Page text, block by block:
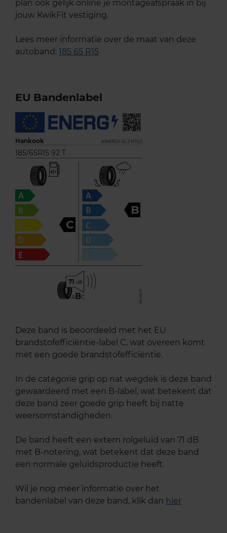
plan ook gelijk online je montageafspraak in bij
jouw KwikFit vestiging.
Lees meer informatie over de maat van deze
autoband: 185 65 R15
EU Bandenlabel
Hankook KINERGY 4S 2 H750
185/65R15 92 T
C
B
71
ABC
Deze band is beoordeeld met het EU
brandstofefficiëntie-label C, wat overeen komt
met een goede brandstofefficiëntie.
In de categorie grip op nat wegdek is deze band
gewaardeerd met een B-label, wat betekent dat
deze band zeer goede grip heeft bij natte
weersomstandigheden.
De band heeft een extern rolgeluid van 71 dB
met B-notering, wat betekent dat deze band
een normale geluidsproductie heeft.
Wil je nog meer informatie over het
bandenlabel van deze band, klik dan hier